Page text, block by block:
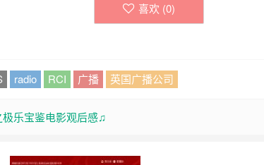
喜欢 (0)
radio RCI 广播 英国广播公司
乐宝鉴电影观后感♫